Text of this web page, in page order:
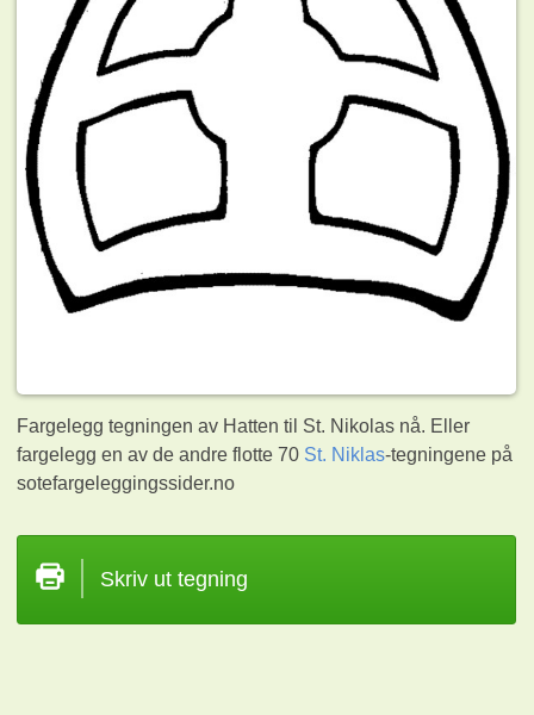
Fargelegg tegningen av Hatten til St. Nikolas nå. Eller
fargelegg en av de andre flotte 70 St. Niklas-tegningene på
sotefargeleggingssider.no
Skriv ut tegning